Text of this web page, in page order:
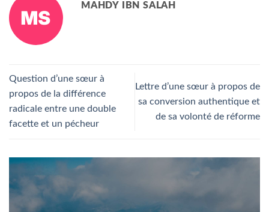
MAHDY IBN SALAH
Question d’une sœur à
propos de la différence
radicale entre une double
facette et un pécheur
Lettre d’une sœur à propos de
sa conversion authentique et
de sa volonté de réforme